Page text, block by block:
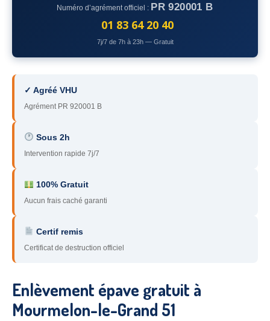
– Yvelines
– Hauts-de-Seine
93– Seine-Saint-Denis
94 – Val-de-Marne
95– Val d’Oise
91 – Essonne
– Yonne
60 – Oise
45 – Loiret
10– Aube
Numéro d’agrément officiel : PR 920001 B
01 83 64 20 40
7j/7 de 7h à 23h — Gratuit
✓ Agréé VHU
Agrément PR 920001 B
Sous 2h
Intervention rapide 7j/7
100% Gratuit
Aucun frais caché garanti
Certif remis
Certificat de destruction officiel
Enlèvement épave gratuit à
Mourmelon-le-Grand 51